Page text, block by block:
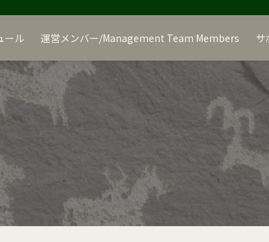
ール 運営メンバー/Management Team Members サ